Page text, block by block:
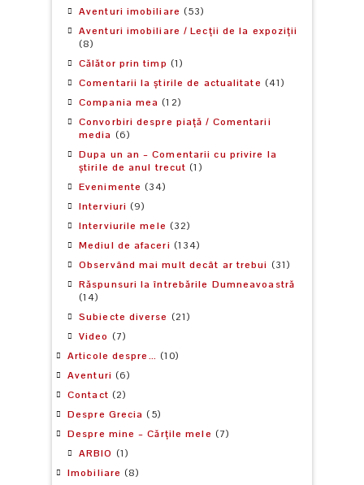
Aventuri imobiliare (53)
Aventuri imobiliare / Lecții de la expoziții
(8)
Călător prin timp (1)
Comentarii la știrile de actualitate (41)
Compania mea (12)
Convorbiri despre piață / Comentarii
media (6)
Dupa un an – Comentarii cu privire la
știrile de anul trecut (1)
Evenimente (34)
Interviuri (9)
Interviurile mele (32)
Mediul de afaceri (134)
Observând mai mult decât ar trebui (31)
Răspunsuri la întrebările Dumneavoastră
(14)
Subiecte diverse (21)
Video (7)
Articole despre… (10)
Aventuri (6)
Contact (2)
Despre Grecia (5)
Despre mine – Cărțile mele (7)
ARBIO (1)
Imobiliare (8)